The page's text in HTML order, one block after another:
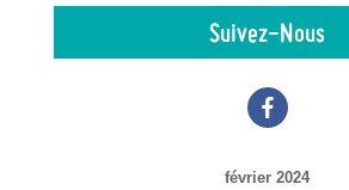
Suivez-Nous
facebook
février 2024